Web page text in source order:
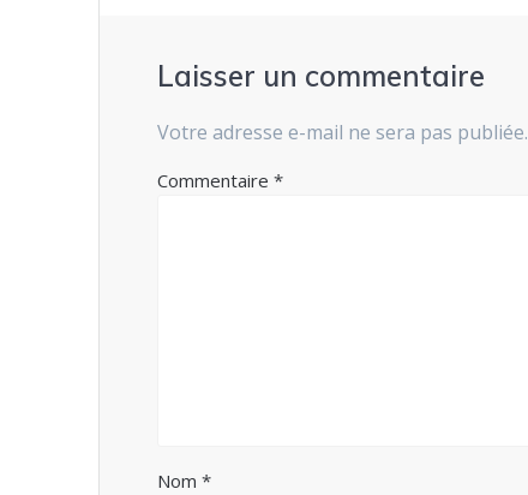
Laisser un commentaire
Votre adresse e-mail ne sera pas publiée.
Commentaire*
Nom*